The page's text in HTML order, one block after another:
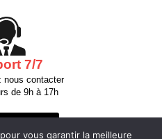
7/7
nous contacter
de 9h à 17h
vous garantir la meilleure